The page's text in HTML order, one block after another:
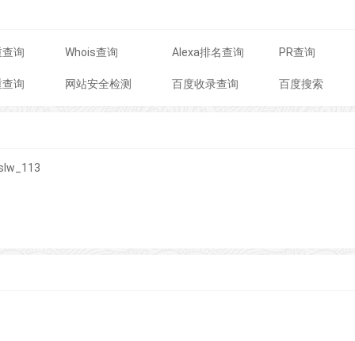
询 Whois查询 Alexa排名查询 PR查询
询 网站安全检测 百度收录查询 百度搜索